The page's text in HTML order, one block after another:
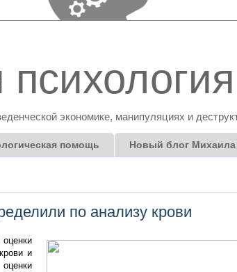
экономике, манипуляциях и
помощь Новый блог
по анализу крови
и